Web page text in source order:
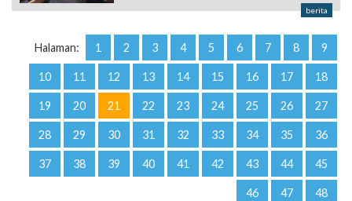
berita
Halaman: 1 2 3 4 5 6 7 8 9
10 11 12 13 14 15 16 17 18
19 20 21 22 23 24 25 26 27
28 29 30 31 32 33 34 35 36
37 38 39 40 41 42 43 44 45
46 47 48